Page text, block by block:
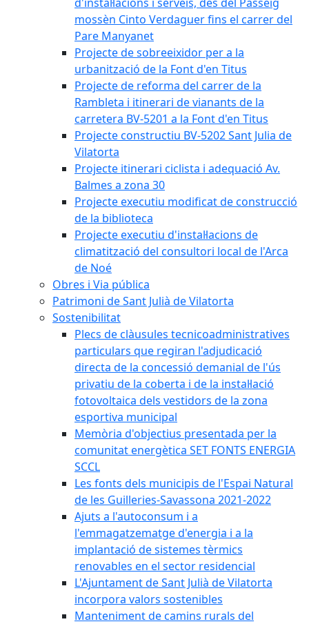
mossèn Cinto Verdaguer fins el carrer del
Pare Manyanet
Projecte de sobreeixidor per a la
urbanització de la Font d'en Titus
Projecte de reforma del carrer de la
Rambleta i itinerari de vianants de la
carretera BV-5201 a la Font d'en Titus
Projecte constructiu BV-5202 Sant Julia de
Vilatorta
Projecte itinerari ciclista i adequació Av.
Balmes a zona 30
Projecte executiu modificat de construcció
de la biblioteca
Projecte executiu d'instal·lacions de
climatització del consultori local de l'Arca
de Noé
Obres i Via pública
Patrimoni de Sant Julià de Vilatorta
Sostenibilitat
Plecs de clàusules tecnicoadministratives
particulars que regiran l'adjudicació
directa de la concessió demanial de l'ús
privatiu de la coberta i de la instal·lació
fotovoltaica dels vestidors de la zona
esportiva municipal
Memòria d'objectius presentada per la
comunitat energètica SET FONTS ENERGIA
SCCL
Les fonts dels municipis de l'Espai Natural
de les Guilleries-Savassona 2021-2022
Ajuts a l'autoconsum i a
l'emmagatzematge d'energia i a la
implantació de sistemes tèrmics
renovables en el sector residencial
L'Ajuntament de Sant Julià de Vilatorta
incorpora valors sostenibles
Manteniment de camins rurals del